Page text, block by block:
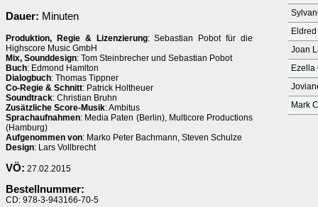
Dauer: Minuten
Produktion, Regie & Lizenzierung: Sebastian Pobot für die
Highscore Music GmbH
Mix, Sounddesign: Tom Steinbrecher und Sebastian Pobot
Buch: Edmond Hamlton
Dialogbuch: Thomas Tippner
Co-Regie & Schnitt: Patrick Holtheuer
Soundtrack: Christian Bruhn
Zusätzliche Score-Musik: Ambitus
Sprachaufnahmen: Media Paten (Berlin), Multicore Productions
(Hamburg)
Aufgenommen von: Marko Peter Bachmann, Steven Schulze
Design: Lars Vollbrecht
VÖ: 27.02.2015
Bestellnummer:
CD: 978-3-943166-70-5
Joan
Ezella
Mark